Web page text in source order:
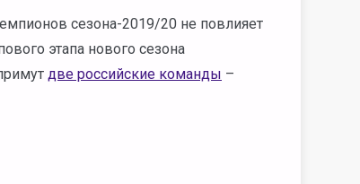
сезона-2019/20 не повлияет
этапа нового сезона
две российские команды –